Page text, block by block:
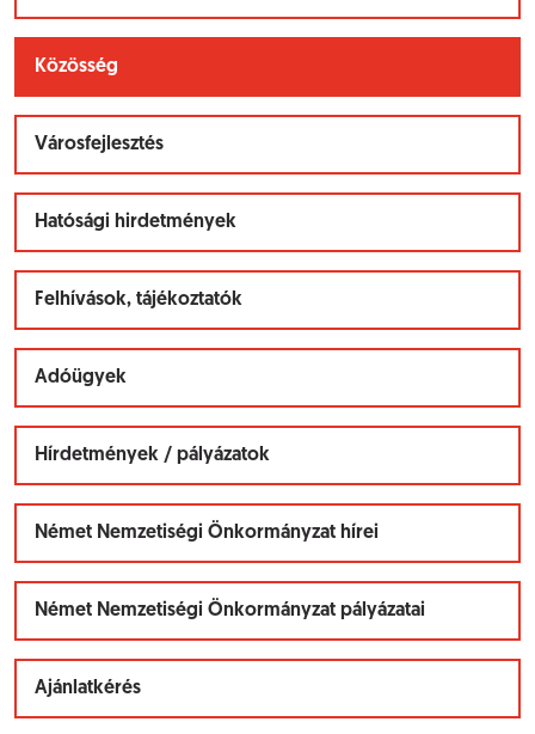
Közösség
Városfejlesztés
Hatósági hirdetmények
Felhívások, tájékoztatók
Adóügyek
Hírdetmények / pályázatok
Német Nemzetiségi Önkormányzat hírei
Német Nemzetiségi Önkormányzat pályázatai
Ajánlatkérés